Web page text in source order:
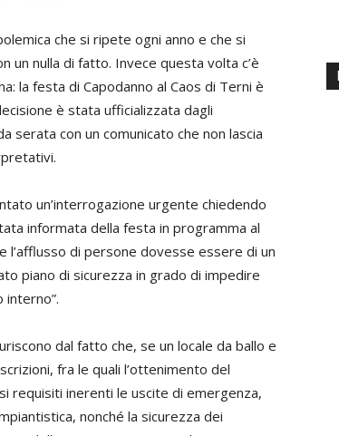
che si ripete ogni anno e che si
un nulla di fatto. Invece questa volta c’è
la festa di Capodanno al Caos di Terni è
è stata ufficializzata dagli
serata con un comunicato che non lascia
un’interrogazione urgente chiedendo
informata della festa in programma al
l’afflusso di persone dovesse essere di un
piano di sicurezza in grado di impedire
interno”.
dal fatto che, se un locale da ballo e
fra le quali l’ottenimento del
requisiti inerenti le uscite di emergenza,
nonché la sicurezza dei